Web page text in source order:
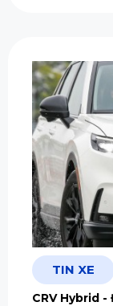
TIN XE
CRV Hybrid -